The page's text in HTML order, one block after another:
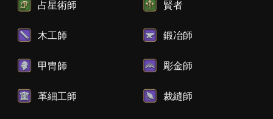
占星術師 賢者
木工師 鍛冶師
甲冑師 彫金師
革細工師 裁縫師